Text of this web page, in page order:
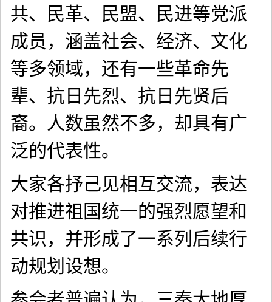
共、民革、民盟、民进等党派
成员，涵盖社会、经济、文化
等多领域，还有一些革命先
辈、抗日先烈、抗日先贤后
裔。人数虽然不多，却具有广
泛的代表性。
大家各抒己见相互交流，表达
对推进祖国统一的强烈愿望和
共识，并形成了一系列后续行
动规划设想。